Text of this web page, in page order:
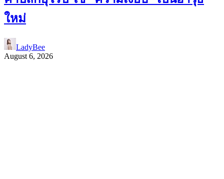
ใหม่
LadyBee
August 6, 2026